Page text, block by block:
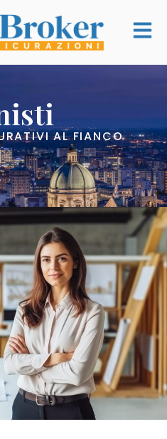
AL FIANCO